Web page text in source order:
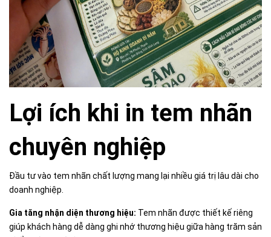
Lợi ích khi in tem nhãn
chuyên nghiệp
Đầu tư vào tem nhãn chất lượng mang lại nhiều giá trị lâu dài cho
doanh nghiệp.
Gia tăng nhận diện thương hiệu: Tem nhãn được thiết kế riêng
giúp khách hàng dễ dàng ghi nhớ thương hiệu giữa hàng trăm sản